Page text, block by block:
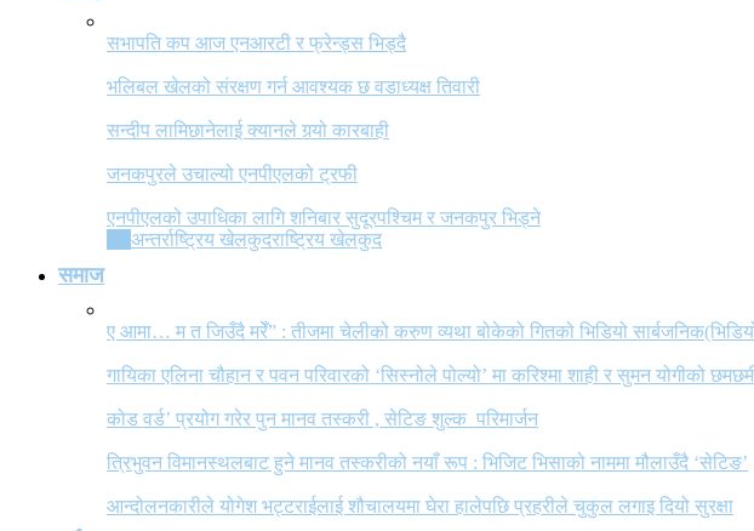
सभापति कप आज एनआरटी र फ्रेन्ड्स भिड्दै
भलिबल खेलको संरक्षण गर्न आवश्यक छ वडाध्यक्ष तिवारी
सन्दीप लामिछानेलाई क्यानले गर्‍यो कारबाही
जनकपुरले उचाल्यो एनपीएलको ट्रफी
एनपीएलको उपाधिका लागि शनिबार सुदूरपश्चिम र जनकपुर भिड्ने
अन्तर्राष्ट्रिय खेलकुदराष्ट्रिय खेलकुद
समाज
ए आमा… म त जिउँदै मरेँ” : तीजमा चेलीको करुण व्यथा बोकेको गितको भिडियो
गायिका एलिना चौहान र पवन परिवारको ‘सिस्नोले पोल्यो’ मा करिश्मा शाही र सुमन योगीको
कोड वर्ड’ प्रयोग गरेर पुन मानव तस्करी , सेटिङ शुल्क परिमार्जन
त्रिभुवन विमानस्थलबाट हुने मानव तस्करीको नयाँ रूप : भिजिट भिसाको नाममा मौलाउँदै ‘सेटिङ’
आन्दोलनकारीले योगेश भट्टराईलाई शौचालयमा घेरा हालेपछि प्रहरीले चुकुल लगाइ दियो सुरक्षा